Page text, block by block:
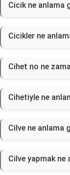
Cicik ne anlama
Cicikler ne
Cihet no ne
Cihetiyle ne
Cilve ne anlama
Cilve yapmak ne